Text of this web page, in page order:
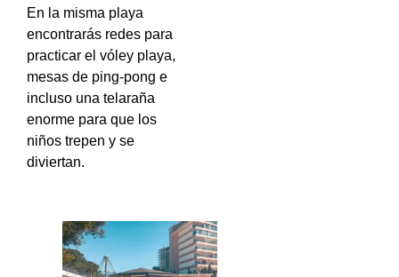
En la misma playa
encontrarás redes para
practicar el vóley playa,
mesas de ping-pong e
incluso una telaraña
enorme para que los
niños trepen y se
diviertan.